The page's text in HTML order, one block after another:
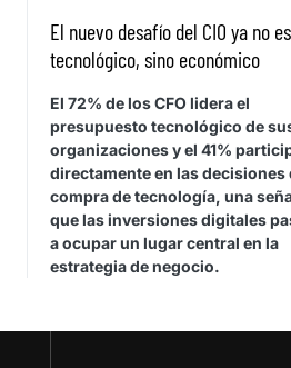
El nuevo desafío del CIO ya no es
tecnológico, sino económico
El 72% de los CFO lidera el
presupuesto tecnológico de
organizaciones y el 41%
directamente en las decisiones
compra de tecnología, una
que las inversiones digitales
a ocupar un lugar central en la
estrategia de negocio.